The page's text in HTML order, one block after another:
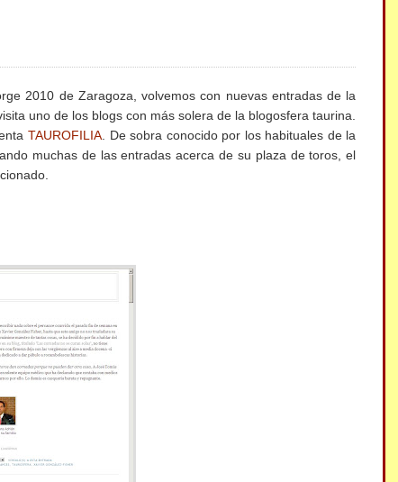
2010 de Zaragoza, volvemos con nuevas entradas de la
uno de los blogs con más solera de la blogosfera taurina.
TAUROFILIA. De sobra conocido por los habituales de la
muchas de las entradas acerca de su plaza de toros, el